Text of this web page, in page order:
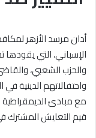
أدان مرسد الأزهر
الإسباني، التي
والحزب الشعبي،
واحتفالاتهم الدينية
مع مبادئ
قيم التعايش المشترك